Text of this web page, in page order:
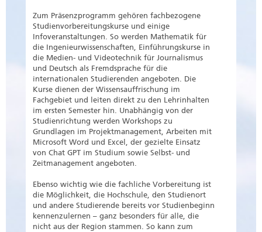
Zum Präsenzprogramm gehören fachbezogene
Studienvorbereitungskurse und einige
Infoveranstaltungen. So werden Mathematik für
die Ingenieurwissenschaften, Einführungskurse in
die Medien- und Videotechnik für Journalismus
und Deutsch als Fremdsprache für die
internationalen Studierenden angeboten. Die
Kurse dienen der Wissensauffrischung im
Fachgebiet und leiten direkt zu den Lehrinhalten
im ersten Semester hin. Unabhängig von der
Studienrichtung werden Workshops zu
Grundlagen im Projektmanagement, Arbeiten mit
Microsoft Word und Excel, der gezielte Einsatz
von Chat GPT im Studium sowie Selbst- und
Zeitmanagement angeboten.
Ebenso wichtig wie die fachliche Vorbereitung ist
die Möglichkeit, die Hochschule, den Studienort
und andere Studierende bereits vor Studienbeginn
kennenzulernen – ganz besonders für alle, die
nicht aus der Region stammen. So kann zum